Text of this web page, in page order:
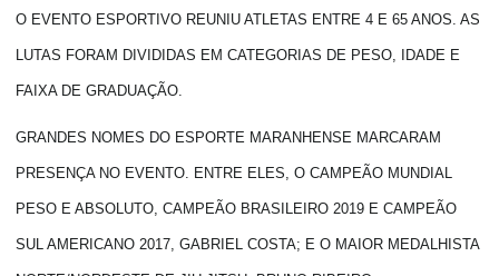
O EVENTO ESPORTIVO REUNIU ATLETAS ENTRE 4 E 65 ANOS. AS
LUTAS FORAM DIVIDIDAS EM CATEGORIAS DE PESO, IDADE E
FAIXA DE GRADUAÇÃO.
GRANDES NOMES DO ESPORTE MARANHENSE MARCARAM
PRESENÇA NO EVENTO. ENTRE ELES, O CAMPEÃO MUNDIAL
PESO E ABSOLUTO, CAMPEÃO BRASILEIRO 2019 E CAMPEÃO
SUL AMERICANO 2017, GABRIEL COSTA; E O MAIOR MEDALHISTA